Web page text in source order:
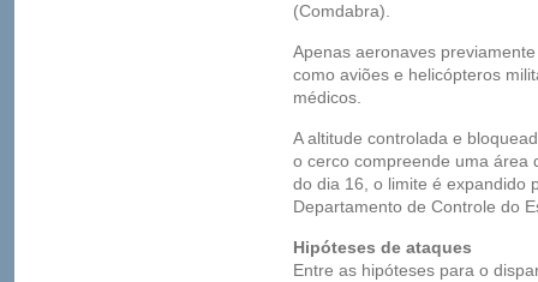
(Comdabra).
Apenas aeronaves
como aviões e helicópteros
médicos.
A altitude controlada e
o cerco compreende uma área
do dia 16, o limite é expandido
Departamento de Controle do
Hipóteses de ataques
Entre as hipóteses para o